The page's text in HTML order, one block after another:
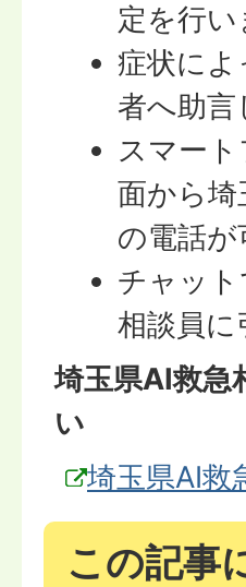
定を行い
症状に
者へ助言
スマー
面から埼
の電話が
チャッ
相談員
埼玉県AI救急
い
埼玉県AI救
この記事